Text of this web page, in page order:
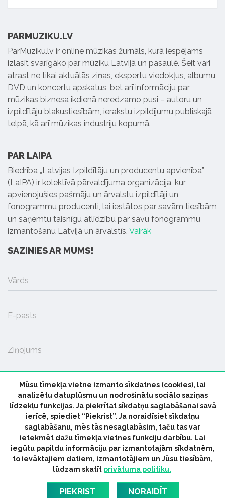
PARMUZIKU.LV
ParMuziku.lv ir online mūzikas žurnāls, kurā iespējams
izlasīt svarīgāko par mūziku Latvijā un pasaulē. Šeit vari
atrast ne tikai aktuālās ziņas, ekspertu viedokļus, albumu,
DVD un koncertu apskatus, bet arī informāciju par
mūzikas biznesa ikdienā neredzamo pusi – autoru un
izpildītāju blakustiesībām, ierakstu izpildījumu publiskajā
telpā, kā arī mūzikas industriju kopumā.
PAR LAIPA
Biedrība „Latvijas Izpildītāju un producentu apvienība”
(LaIPA) ir kolektīvā pārvaldījuma organizācija, kur
apvienojušies pašmāju un ārvalstu izpildītāji un
fonogrammu producenti, lai iestātos par savām tiesībām
un saņemtu taisnīgu atlīdzību par savu fonogrammu
izmantošanu Latvijā un ārvalstīs. Vairāk
SAZINIES AR MUMS!
Vārds
E-pasts
Ziņojums
SŪTĪT
© 2026 parmuziku.lv, visas tiesības paturētas
ParMuziku.lv Mūzikas Ziņas
Industrijas Ziņas
Industrijas ABC
Mūzika Biznesam
Latvijas oficiālais
dziesmu TOPS
RIGaLIVE
Mūsu tīmekļa vietne izmanto sīkdatnes (cookies), lai
analizētu datuplūsmu un nodrošinātu sociālo saziņas
līdzekļu funkcijas. Ja piekrītat sīkdatņu saglabāšanai savā
ierīcē, spiediet “Piekrist”. Ja noraidīsiet sīkdatņu
saglabāšanu, mēs tās nesaglabāsim, taču tas var
ietekmēt dažu tīmekļa vietnes funkciju darbību. Lai
iegūtu papildu informāciju par izmantotajām sīkdatnēm,
to ievāktajiem datiem, izmantotājiem un Jūsu tiesībām,
lūdzam skatīt privātuma politiku.
PIEKRIST NORAIDĪT